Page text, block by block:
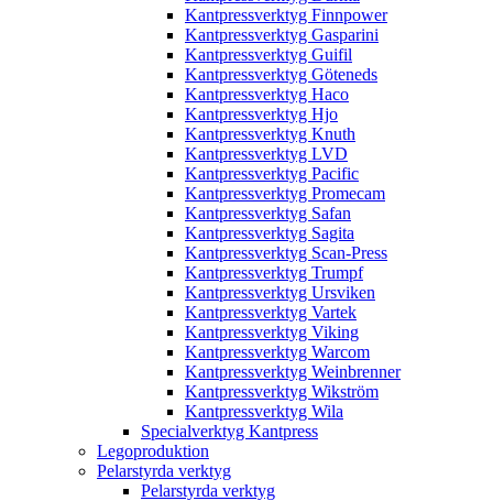
Kantpressverktyg Finnpower
Kantpressverktyg Gasparini
Kantpressverktyg Guifil
Kantpressverktyg Göteneds
Kantpressverktyg Haco
Kantpressverktyg Hjo
Kantpressverktyg Knuth
Kantpressverktyg LVD
Kantpressverktyg Pacific
Kantpressverktyg Promecam
Kantpressverktyg Safan
Kantpressverktyg Sagita
Kantpressverktyg Scan-Press
Kantpressverktyg Trumpf
Kantpressverktyg Ursviken
Kantpressverktyg Vartek
Kantpressverktyg Viking
Kantpressverktyg Warcom
Kantpressverktyg Weinbrenner
Kantpressverktyg Wikström
Kantpressverktyg Wila
Specialverktyg Kantpress
Legoproduktion
Pelarstyrda verktyg
Pelarstyrda verktyg